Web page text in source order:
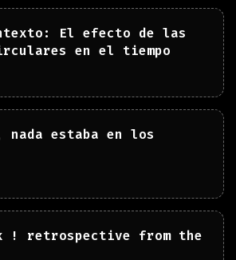
El efecto de las
en el tiempo
estaba en los
! retrospective from the